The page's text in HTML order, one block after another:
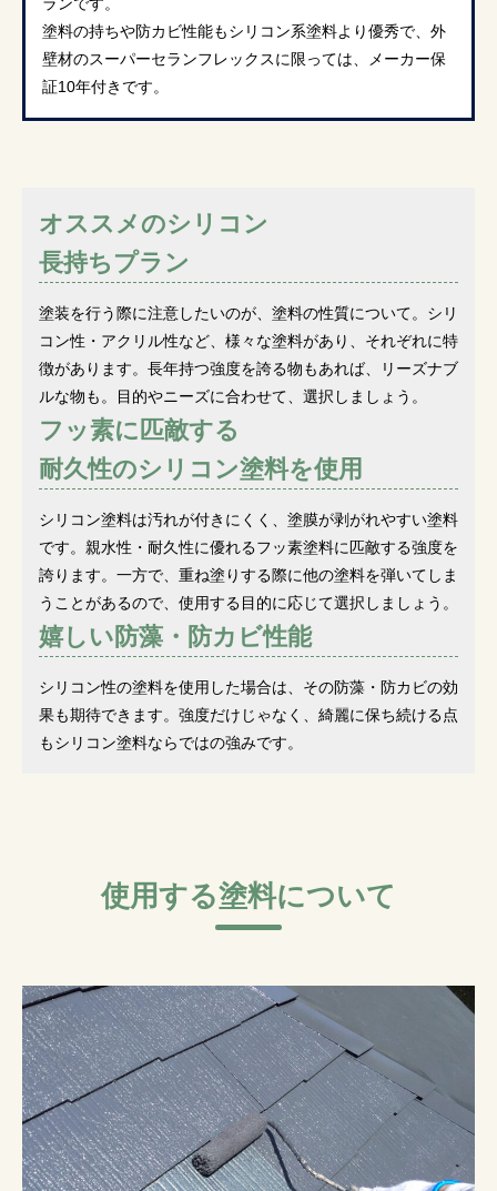
塗料の持ちや防カビ性能もシリコン系塗料より優秀で、外
壁材のスーパーセランフレックスに限っては、メーカー保
証10年付きです。
オススメのシリコン
長持ちプラン
塗装を行う際に注意したいのが、塗料の性質について。シリ
コン性・アクリル性など、様々な塗料があり、それぞれに特
徴があります。長年持つ強度を誇る物もあれば、リーズナブ
ルな物も。目的やニーズに合わせて、選択しましょう。
フッ素に匹敵する
耐久性のシリコン塗料を使用
シリコン塗料は汚れが付きにくく、塗膜が剥がれやすい塗料
です。親水性・耐久性に優れるフッ素塗料に匹敵する強度を
誇ります。一方で、重ね塗りする際に他の塗料を弾いてしま
うことがあるので、使用する目的に応じて選択しましょう。
嬉しい防藻・防カビ性能
シリコン性の塗料を使用した場合は、その防藻・防カビの効
果も期待できます。強度だけじゃなく、綺麗に保ち続ける点
もシリコン塗料ならではの強みです。
使用する塗料について